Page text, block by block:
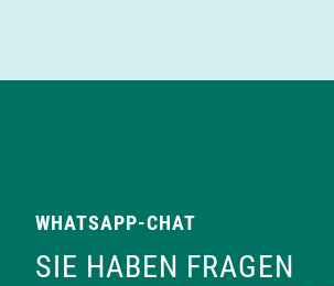
WHATSAPP-CHAT
SIE HABEN FRAGEN